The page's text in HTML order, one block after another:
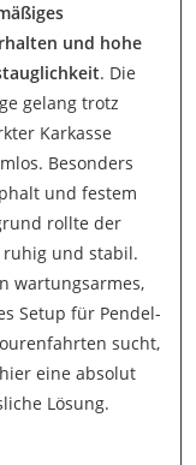
und hohe
. Die
gelang trotz
Karkasse
Besonders
und festem
rollte der
ruhig und stabil.
wartungsarmes,
Setup für Pendel-
sucht,
eine absolut
Lösung.